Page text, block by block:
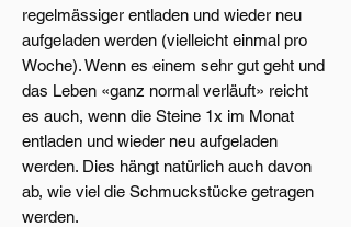
regelmässiger entladen und wieder neu
aufgeladen werden (vielleicht einmal pro
Woche). Wenn es einem sehr gut geht und
das Leben «ganz normal verläuft» reicht
es auch, wenn die Steine 1x im Monat
entladen und wieder neu aufgeladen
werden. Dies hängt natürlich auch davon
ab, wie viel die Schmuckstücke getragen
werden.